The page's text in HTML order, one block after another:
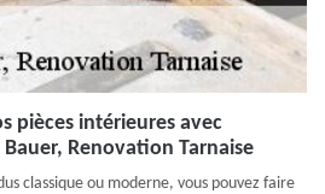
pièces intérieures avec
Renovation Tarnaise
classique ou moderne, vous pouvez faire